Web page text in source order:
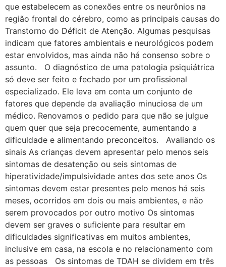
que estabelecem as conexões entre os neurônios na
região frontal do cérebro, como as principais causas do
Transtorno do Déficit de Atenção. Algumas pesquisas
indicam que fatores ambientais e neurológicos podem
estar envolvidos, mas ainda não há consenso sobre o
assunto. O diagnóstico de uma patologia psiquiátrica
só deve ser feito e fechado por um profissional
especializado. Ele leva em conta um conjunto de
fatores que depende da avaliação minuciosa de um
médico. Renovamos o pedido para que não se julgue
quem quer que seja precocemente, aumentando a
dificuldade e alimentando preconceitos. Avaliando os
sinais As crianças devem apresentar pelo menos seis
sintomas de desatenção ou seis sintomas de
hiperatividade/impulsividade antes dos sete anos Os
sintomas devem estar presentes pelo menos há seis
meses, ocorridos em dois ou mais ambientes, e não
serem provocados por outro motivo Os sintomas
devem ser graves o suficiente para resultar em
dificuldades significativas em muitos ambientes,
inclusive em casa, na escola e no relacionamento com
as pessoas Os sintomas de TDAH se dividem em três